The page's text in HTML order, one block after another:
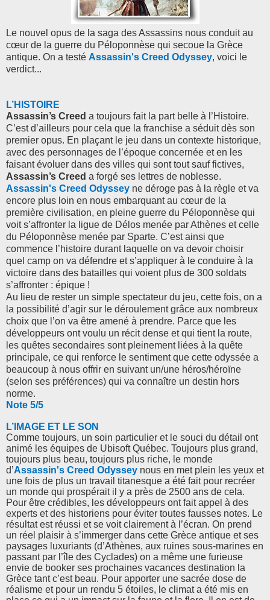
Le nouvel opus de la saga des Assassins nous conduit au
cœur de la guerre du Péloponnèse qui secoue la Grèce
antique. On a testé Assassin's Creed Odyssey, voici le
verdict...
L’HISTOIRE
Assassin’s Creed a toujours fait la part belle à l’Histoire.
C’est d’ailleurs pour cela que la franchise a séduit dès son
premier opus. En plaçant le jeu dans un contexte historique,
avec des personnages de l’époque concernée et en les
faisant évoluer dans des villes qui sont tout sauf fictives,
Assassin’s Creed a forgé ses lettres de noblesse.
Assassin's Creed Odyssey ne déroge pas à la règle et va
encore plus loin en nous embarquant au cœur de la
première civilisation, en pleine guerre du Péloponnèse qui
voit s’affronter la ligue de Délos menée par Athènes et celle
du Péloponnèse menée par Sparte. C’est ainsi que
commence l’histoire durant laquelle on va devoir choisir
quel camp on va défendre et s’appliquer à le conduire à la
victoire dans des batailles qui voient plus de 300 soldats
s’affronter : épique !
Au lieu de rester un simple spectateur du jeu, cette fois, on a
la possibilité d’agir sur le déroulement grâce aux nombreux
choix que l’on va être amené à prendre. Parce que les
développeurs ont voulu un récit dense et qui tient la route,
les quêtes secondaires sont pleinement liées à la quête
principale, ce qui renforce le sentiment que cette odyssée a
beaucoup à nous offrir en suivant un/une héros/héroïne
(selon ses préférences) qui va connaître un destin hors
norme.
Note 5/5
L’IMAGE ET LE SON
Comme toujours, un soin particulier et le souci du détail ont
animé les équipes de Ubisoft Québec. Toujours plus grand,
toujours plus beau, toujours plus riche, le monde
d’Assassin's Creed Odyssey nous en met plein les yeux et
une fois de plus un travail titanesque a été fait pour recréer
un monde qui prospérait il y a près de 2500 ans de cela.
Pour être crédibles, les développeurs ont fait appel à des
experts et des historiens pour éviter toutes fausses notes. Le
résultat est réussi et se voit clairement à l’écran. On prend
un réel plaisir à s’immerger dans cette Grèce antique et ses
paysages luxuriants (d’Athènes, aux ruines sous-marines en
passant par l’île des Cyclades) on a même une furieuse
envie de booker ses prochaines vacances destination la
Grèce tant c’est beau. Pour apporter une sacrée dose de
réalisme et pour un rendu 5 étoiles, le climat a été mis en